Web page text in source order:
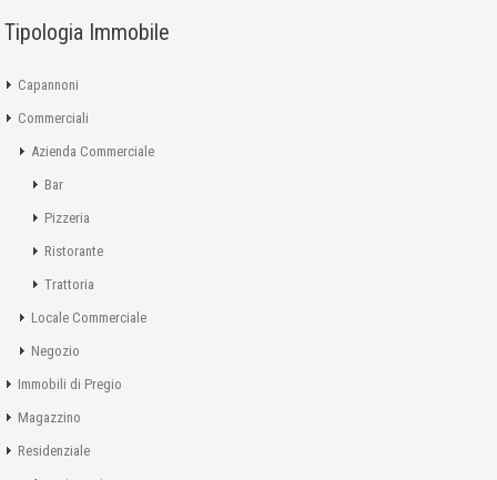
Tipologia Immobile
Capannoni
Commerciali
Azienda Commerciale
Bar
Pizzeria
Ristorante
Trattoria
Locale Commerciale
Negozio
Immobili di Pregio
Magazzino
Residenziale